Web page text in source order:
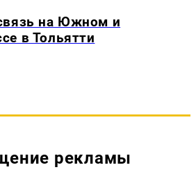
на Южном и
в Тольятти
рекламы